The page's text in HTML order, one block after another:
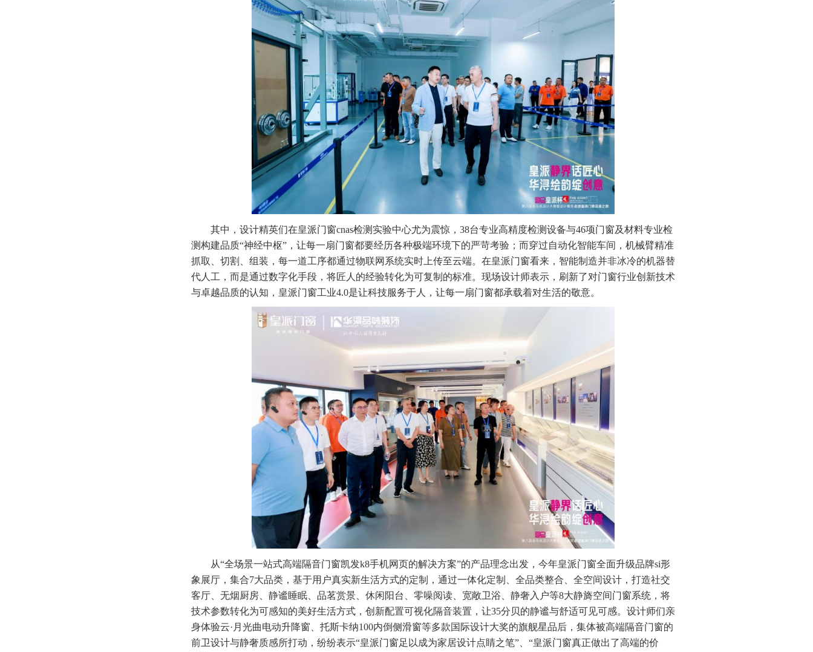
其中，设计精英们在皇派门窗cnas检测实验中心尤为震惊，38台专业高精度检测设备与46项门窗及材料专业检
测构建品质“神经中枢”，让每一扇门窗都要经历各种极端环境下的严苛考验；而穿过自动化智能车间，机械臂精准
抓取、切割、组装，每一道工序都通过物联网系统实时上传至云端。在皇派门窗看来，智能制造并非冰冷的机器替
代人工，而是通过数字化手段，将匠人的经验转化为可复制的标准。现场设计师表示，刷新了对门窗行业创新技术
与卓越品质的认知，皇派门窗工业4.0是让科技服务于人，让每一扇门窗都承载着对生活的敬意。
从“全场景一站式高端隔音门窗凯发k8手机网页的解决方案”的产品理念出发，今年皇派门窗全面升级品牌si形
象展厅，集合7大品类，基于用户真实新生活方式的定制，通过一体化定制、全品类整合、全空间设计，打造社交
客厅、无烟厨房、静谧睡眠、品茗赏景、休闲阳台、零噪阅读、宽敞卫浴、静奢入户等8大静旖空间门窗系统，将
技术参数转化为可感知的美好生活方式，创新配置可视化隔音装置，让35分贝的静谧与舒适可见可感。设计师们亲
身体验云·月光曲电动升降窗、托斯卡纳100内倒侧滑窗等多款国际设计大奖的旗舰星品后，集体被高端隔音门窗的
前卫设计与静奢质感所打动，纷纷表示“皇派门窗足以成为家居设计点睛之笔”、“皇派门窗真正做出了高端的价